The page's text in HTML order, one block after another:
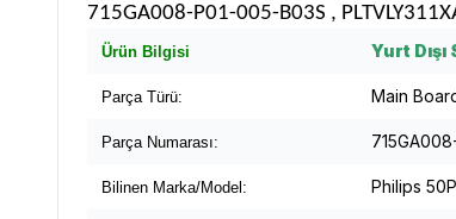
715GA008-P01-005-B03S ,
Ürün Bilgisi Yurt Dışı
Parça Türü: Main
Parça Numarası:
Bilinen Marka/Model: Philips